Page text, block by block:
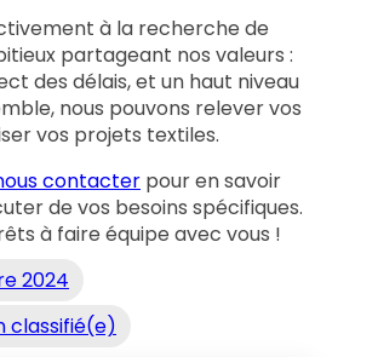
à la recherche de
partageant nos valeurs :
des délais, et un haut niveau
nous pouvons relever vos
vos projets textiles.
contacter pour en savoir
de vos besoins spécifiques.
à faire équipe avec vous !
2024
classifié(e)